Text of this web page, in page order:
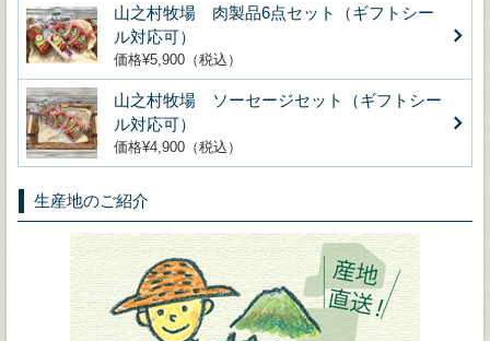
山之村牧場 肉製品6点セット（ギフトシー
ル対応可）
価格¥5,900（税込）
山之村牧場 ソーセージセット（ギフトシー
ル対応可）
価格¥4,900（税込）
生産地のご紹介